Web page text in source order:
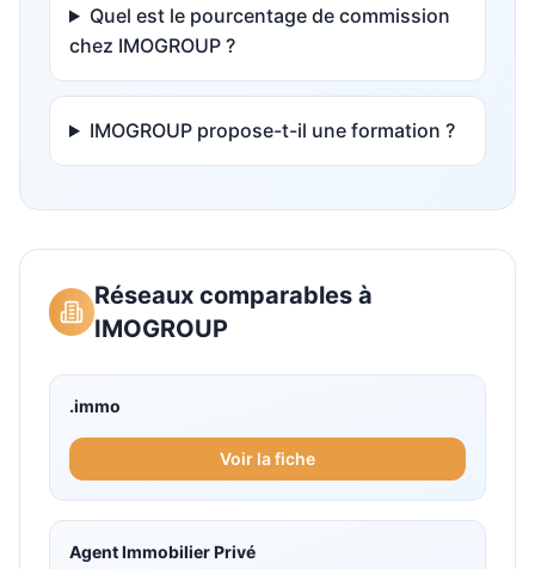
Quel est le pourcentage de commission
chez IMOGROUP ?
IMOGROUP propose-t-il une formation ?
Réseaux comparables à
IMOGROUP
.immo
Voir la fiche
Agent Immobilier Privé